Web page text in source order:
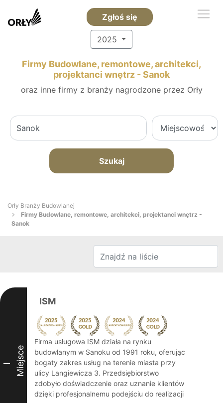
Zgłoś się
2025
Firmy Budowlane, remontowe, architekci,
projektanci wnętrz - Sanok
oraz inne firmy z branży nagrodzone przez Orły
Szukaj
Orły Branży Budowlanej
Firmy Budowlane, remontowe, architekci, projektanci wnętrz -
Sanok
I Miejsce
ISM
Firma usługowa ISM działa na rynku
budowlanym w Sanoku od 1991 roku, oferując
bogaty zakres usług na terenie miasta przy
ulicy Langiewicza 3. Przedsiębiorstwo
zdobyło doświadczenie oraz uznanie klientów
dzięki profesjonalnemu podejściu do realizacji